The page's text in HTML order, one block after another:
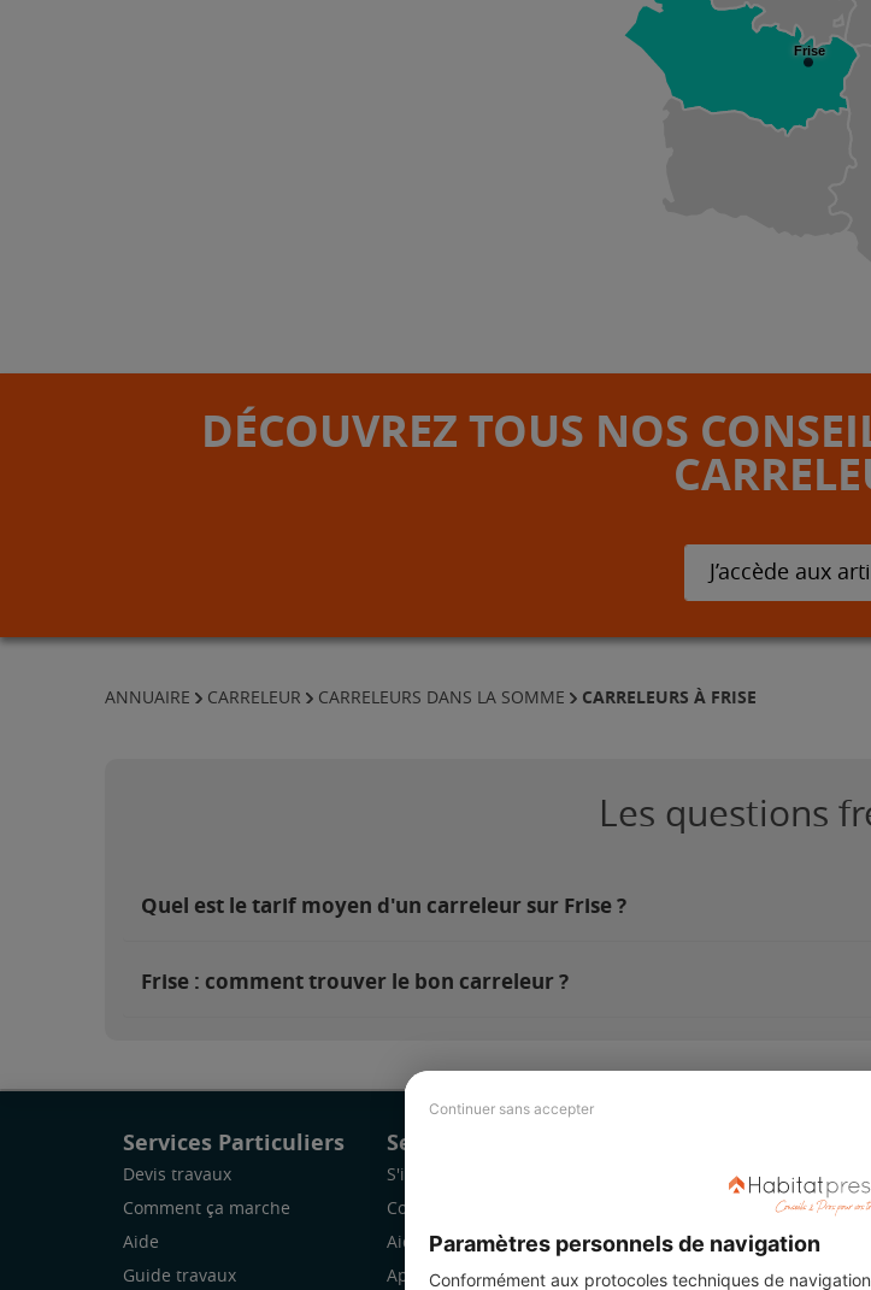
Continuer sans accepter
Paramètres personnels de navigation
Conformément aux protocoles techniques de
Frise
DÉCOUVREZ TOUS NOS
J’accède aux
ANNUAIRE CARRELEUR CARRELEURS DANS LA SOMME CARRELEURS À FRISE
Les questions
Quel est le tarif moyen d'un carreleur sur Frise ?
Frise : comment trouver le bon carreleur ?
Services Particuliers
Devis travaux
Comment ça marche
Aide
Guide travaux
Services Pro
S'inscrire
Comment ça marche
Aide
Application Mobile
Revue de presse